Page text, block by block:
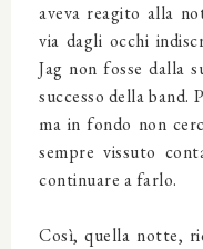
aveva reagito alla
via dagli occhi
Jag non fosse dalla
successo della band.
ma in fondo non
sempre vissuto
continuare a farlo.
Così, quella notte,